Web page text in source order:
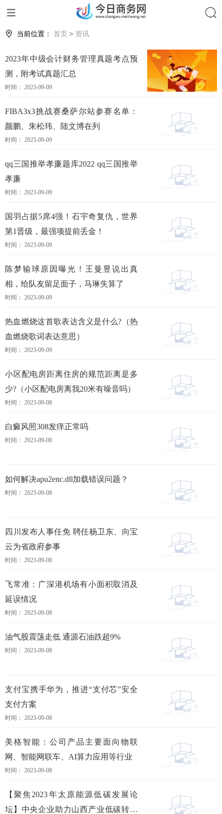
当前位置： 首页 > 资讯
2023年中级会计财务管理真题考点预
测，附考试真题汇总
时间： 2023-09-09
FIBA3x3挑战赛桑萨尔站参赛名单：
颜鹏、朱松玮、陆文博在列
时间： 2023-09-09
qq三国推举孝廉题库2022 qq三国推举
孝廉
时间： 2023-09-09
国羽占据5席4强！石宇奇复仇，世界
第1晋级，最强项提前丢金！
时间： 2023-09-09
陈梦输球原因曝光！王曼昱说出真
相，给队友留足面子，马琳失算了
时间： 2023-09-09
热血燃烧这首歌表达含义是什么?（热
血燃烧歌词表达意思）
时间： 2023-09-09
小区配电房距离住房的规范距离是多
少?（小区配电房离我20米有噪音吗）
时间： 2023-09-08
白癜风照308发痒正常吗
时间： 2023-09-08
如何解决apu2enc.dll加载错误问题？
时间： 2023-09-08
四川发布人事任免 聘任杨卫东、向宝
云为省政府参事
时间： 2023-09-08
飞常准：广深港机场有小面积取消及
延误情况
时间： 2023-09-08
油气股震荡走低 通源石油跌超9%
时间： 2023-09-08
支付宝携手华为，推进“支付芯”安全
支付方案
时间： 2023-09-08
美格智能：公司产品主要面向物联
网、智能网联车、AI算力应用等行业
时间： 2023-09-08
【聚焦2023年太原能源低碳发展论
坛】中央企业助力山西产业低碳转型